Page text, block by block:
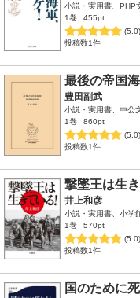
小説・実用書、PHP
1巻
455pt
(5.0)
投稿数1件
最後の帝国
豊田副武
小説・実用書、中公
1巻
860pt
(5.0)
投稿数1件
撃墜王は生
井上和彦
小説・実用書、小学
1巻
570pt
(5.0)
投稿数1件
国のために